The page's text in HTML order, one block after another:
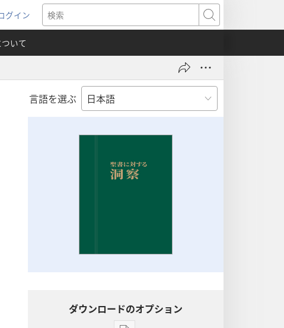
グイン
（新
し
い
タ
で
検
索
いて
言語を選ぶ
ダウンロードのオプション